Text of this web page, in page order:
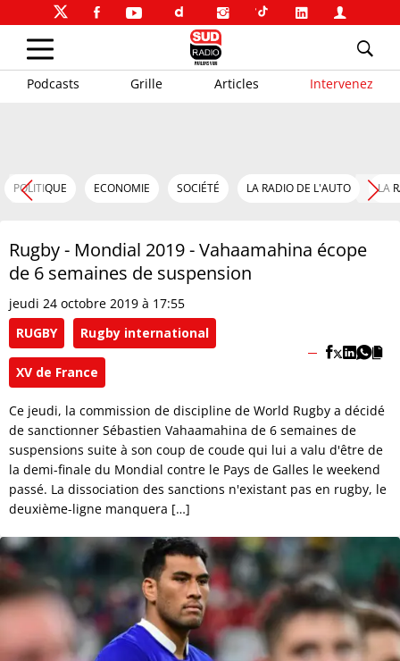
Podcasts Grille Articles Intervenez
POLITIQUE ECONOMIE SOCIÉTÉ LA RADIO DE L'AUTO LA
Rugby - Mondial 2019 - Vahaamahina écope
de 6 semaines de suspension
jeudi 24 octobre 2019 à 17:55
RUGBY
Rugby international
XV de France
Ce jeudi, la commission de discipline de World Rugby a décidé
de sanctionner Sébastien Vahaamahina de 6 semaines de
suspensions suite à son coup de coude qui lui a valu d'être de
la demi-finale du Mondial contre le Pays de Galles le weekend
passé. La dissociation des sanctions n'existant pas en rugby, le
deuxième-ligne manquera […]